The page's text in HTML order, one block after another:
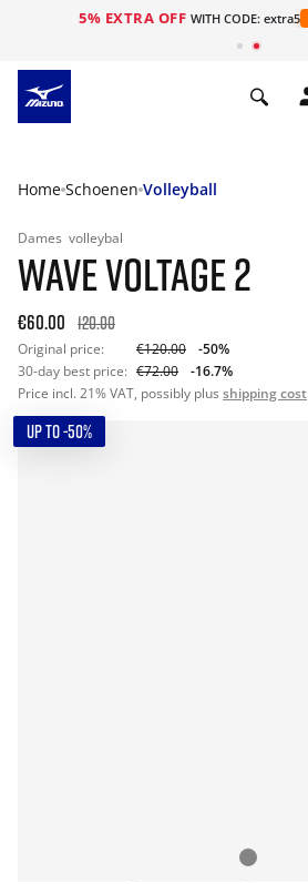
5% EXTRA OFF WITH CODE: extra5
Home Schoenen Volleyball
Dames volleybal
WAVE VOLTAGE 2
€60.00 120.00
Original price: €120.00
-50%
30-day best price: €72.00
-16.7%
Price incl. 21% VAT, possibly plus shipping cost
UP TO -50%